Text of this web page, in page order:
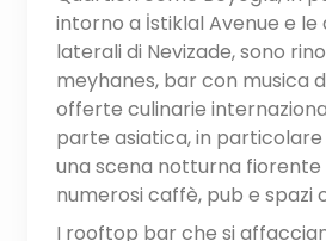
intorno a İstiklal Avenue e
laterali di Nevizade, sono
meyhanes, bar con musica
offerte culinarie
parte asiatica, in particolare
una scena notturna fiorente
numerosi caffè, pub e spazi
I rooftop bar che si